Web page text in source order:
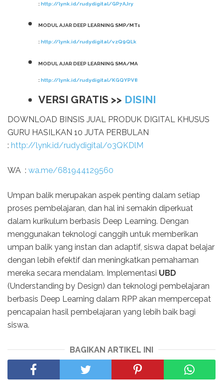
:http://lynk.id/rudydigital/GP7AJry
MODUL AJAR DEEP LEARNING SMP/MTs
:http://lynk.id/rudydigital/vzQ9QLk
MODUL AJAR DEEP LEARNING SMA/MA
:http://lynk.id/rudydigital/KGQYPV8
VERSI GRATIS >> DISINI
DOWNLOAD BINSIS JUAL PRODUK DIGITAL KHUSUS
GURU HASILKAN 10 JUTA PERBULAN
: http://lynk.id/rudydigital/o3QKDlM
WA : wa.me/681944129560
Umpan balik merupakan aspek penting dalam setiap
proses pembelajaran, dan hal ini semakin diperkuat
dalam kurikulum berbasis Deep Learning. Dengan
menggunakan teknologi canggih untuk memberikan
umpan balik yang instan dan adaptif, siswa dapat belajar
dengan lebih efektif dan meningkatkan pemahaman
mereka secara mendalam. Implementasi UBD
(Understanding by Design) dan teknologi pembelajaran
berbasis Deep Learning dalam RPP akan mempercepat
pencapaian hasil pembelajaran yang lebih baik bagi
siswa.
BAGIKAN ARTIKEL INI